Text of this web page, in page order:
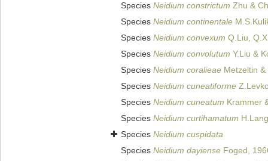
Species Neidium constrictum Zhu &
Species Neidium continentale
Species Neidium convexum Q.Liu,
Species Neidium convolutum Y.Liu &
Species Neidium coralieae Metzeltin
Species Neidium cuneatiforme
Species Neidium cuneatum Krammer
Species Neidium curtihamatum
Species Neidium cuspidata
Species Neidium dayiense Foged,